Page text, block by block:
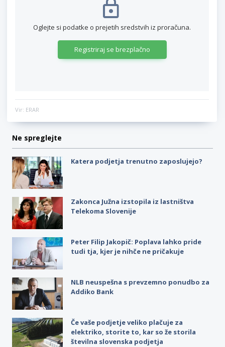
Oglejte si podatke o prejetih sredstvih iz proračuna.
Registriraj se brezplačno
Vir: ERAR
Ne spreglejte
Katera podjetja trenutno zaposlujejo?
Zakonca Južna izstopila iz lastništva
Telekoma Slovenije
Peter Filip Jakopič: Poplava lahko pride
tudi tja, kjer je nihče ne pričakuje
NLB neuspešna s prevzemno ponudbo za
Addiko Bank
Če vaše podjetje veliko plačuje za
elektriko, storite to, kar so že storila
številna slovenska podjetja